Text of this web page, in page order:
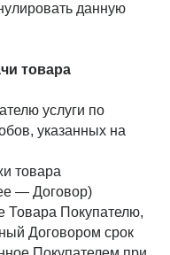
данную
товара
услуги по
указанных на
товара
— Договор)
Товара Покупателю,
Договором срок